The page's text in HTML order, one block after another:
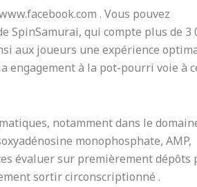
. Vous pouvez
SpinSamurai, qui compte plus de 3
aux joueurs une expérience
engagement à la pot-pourri voie à
notamment dans le
monophosphate, AMP,
évaluer sur premièrement dépôts
sortir circonscriptionné .